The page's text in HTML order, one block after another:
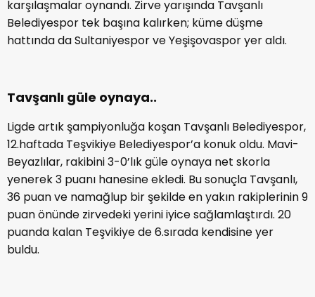
karşılaşmalar oynandı. Zirve yarışında Tavşanlı
Belediyespor tek başına kalırken; küme düşme
hattında da Sultaniyespor ve Yeşişovaspor yer aldı.
Tavşanlı güle oynaya..
Ligde artık şampiyonluğa koşan Tavşanlı Belediyespor,
12.haftada Teşvikiye Belediyespor’a konuk oldu. Mavi-
Beyazlılar, rakibini 3-0’lık güle oynaya net skorla
yenerek 3 puanı hanesine ekledi. Bu sonuçla Tavşanlı,
36 puan ve namağlup bir şekilde en yakın rakiplerinin 9
puan önünde zirvedeki yerini iyice sağlamlaştırdı. 20
puanda kalan Teşvikiye de 6.sırada kendisine yer
buldu.